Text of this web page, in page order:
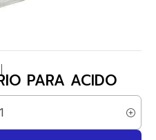
PARA ACIDO